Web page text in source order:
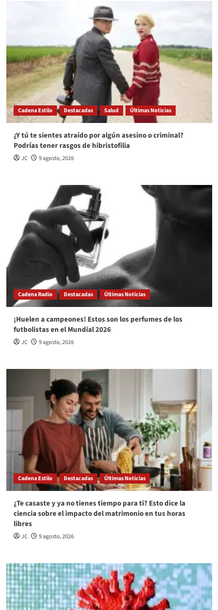
Cadena Estilo Destacadas Salud Últimas Noticias
¿Y tú te sientes atraído por algún asesino o criminal?
Podrías tener rasgos de hibristofilia
JC 9 agosto, 2026
Cadena Radio Destacadas Últimas Noticias
¡Huelen a campeones! Estos son los perfumes de los
futbolistas en el Mundial 2026
JC 9 agosto, 2026
Cadena Estilo Destacadas Últimas Noticias
¿Te casaste y ya no tienes tiempo para ti? Esto dice la
ciencia sobre el impacto del matrimonio en tus horas
libres
JC 9 agosto, 2026